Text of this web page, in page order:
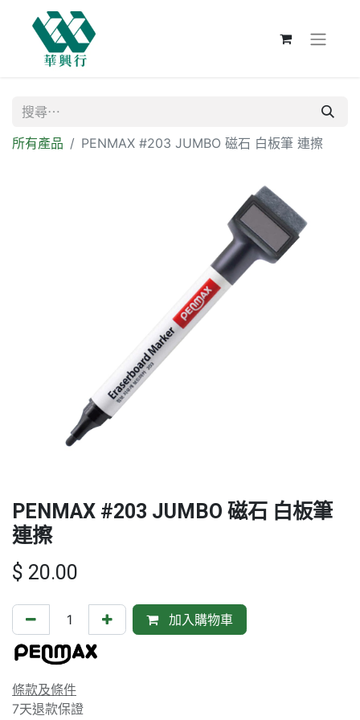
所有產品 PENMAX #203 JUMBO 磁石 白板筆 連擦
PENMAX #203 JUMBO 磁石 白板筆
連擦
$ 20.00
加入購物車
條款及條件
7天退款保證